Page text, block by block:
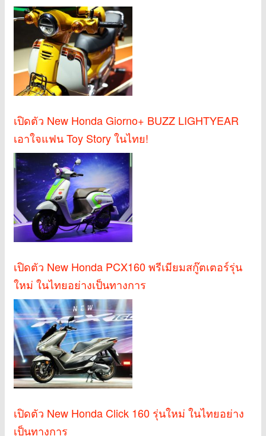
เปิดตัว New Honda Giorno+ BUZZ LIGHTYEAR
เอาใจแฟน Toy Story ในไทย!
เปิดตัว New Honda PCX160 พรีเมียมสกู๊ตเตอร์รุ่น
ใหม่ ในไทยอย่างเป็นทางการ
เปิดตัว New Honda Click 160 รุ่นใหม่ ในไทยอย่าง
เป็นทางการ